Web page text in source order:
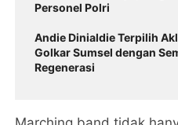
Personel Polri
Andie Dinialdie Terpilih
Golkar Sumsel dengan
Regenerasi